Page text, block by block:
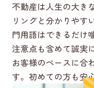
不動産は人生の大き
リングと分かりやす
門用語はできるだけ
注意点も含めて誠実
お客様のペースに合
す。初めての方も安